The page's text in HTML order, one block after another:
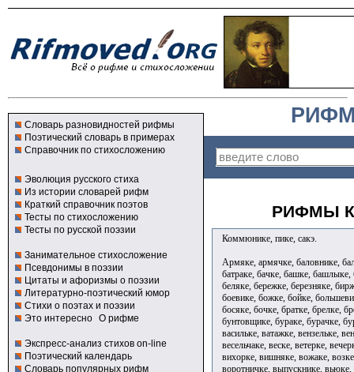
Словарь разновидностей рифмы
Поэтический словарь в примерах
Справочник по стихосложению
Эволюция русского стиха
Из истории словарей рифм
Краткий справочник поэтов
Тесты по стихосложению
Тесты по русской поэзии
Занимательное стихосложение
Псевдонимы в поэзии
Цитаты и афоризмы о поэзии
Литературно-поэтический юмор
Стихи о поэтах и поэзии
Это интересно О рифме
Экспресс-анализ стихов on-line
Поэтический календарь
Словарь популярных рифм
РИФМЫ К
Коммюнике, пике, сакэ.
Армяке, армячке, баловнике,
батраке, бачке, башке,
беляке, бережке, березняке,
боевике, божке, бойке,
босяке, бочке, братке, брелке,
бунтовщике, бураке, бурачке,
васильке, ватажке, вензельке,
весельчаке, веске, ветерке,
вихорке, вишняке, вожаке,
воротничке, выпускнике,